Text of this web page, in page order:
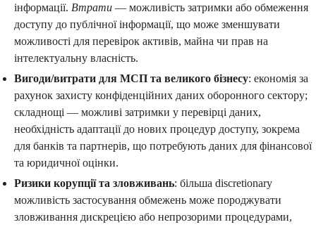
інформації. Втрати — можливість затримки або обмеження
доступу до публічної інформації, що може зменшувати
можливості для перевірок активів, майна чи прав на
інтелектуальну власність.
Вигоди/витрати для МСП та великого бізнесу: економія за
рахунок захисту конфіденційних даних оборонного сектору;
складнощі — можливі затримки у перевірці даних,
необхідність адаптації до нових процедур доступу, зокрема
для банків та партнерів, що потребують даних для фінансової
та юридичної оцінки.
Ризики корупції та зловживань: більша discretionary
можливість застосування обмежень може породжувати
зловживання дискрецією або непрозорими процедурами,